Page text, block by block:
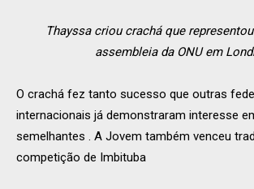
Thayssa criou crachá que
assembleia da ONU em
O crachá fez tanto sucesso que outras
internacionais já demonstraram interesse
semelhantes . A Jovem também venceu
competição de Imbituba